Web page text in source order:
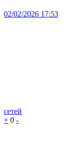
02/02/2026 17:53
сетей
+ 0 -